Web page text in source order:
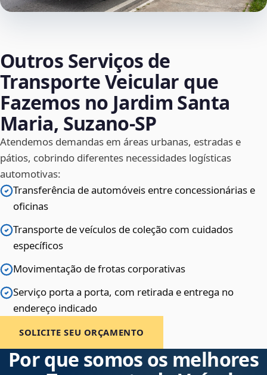
Outros Serviços de
Transporte Veicular que
Fazemos no Jardim Santa
Maria, Suzano‑SP
Atendemos demandas em áreas urbanas, estradas e
pátios, cobrindo diferentes necessidades logísticas
automotivas:
Transferência de automóveis entre concessionárias e
oficinas
Transporte de veículos de coleção com cuidados
específicos
Movimentação de frotas corporativas
Serviço porta a porta, com retirada e entrega no
endereço indicado
SOLICITE SEU ORÇAMENTO
Por que somos os melhores